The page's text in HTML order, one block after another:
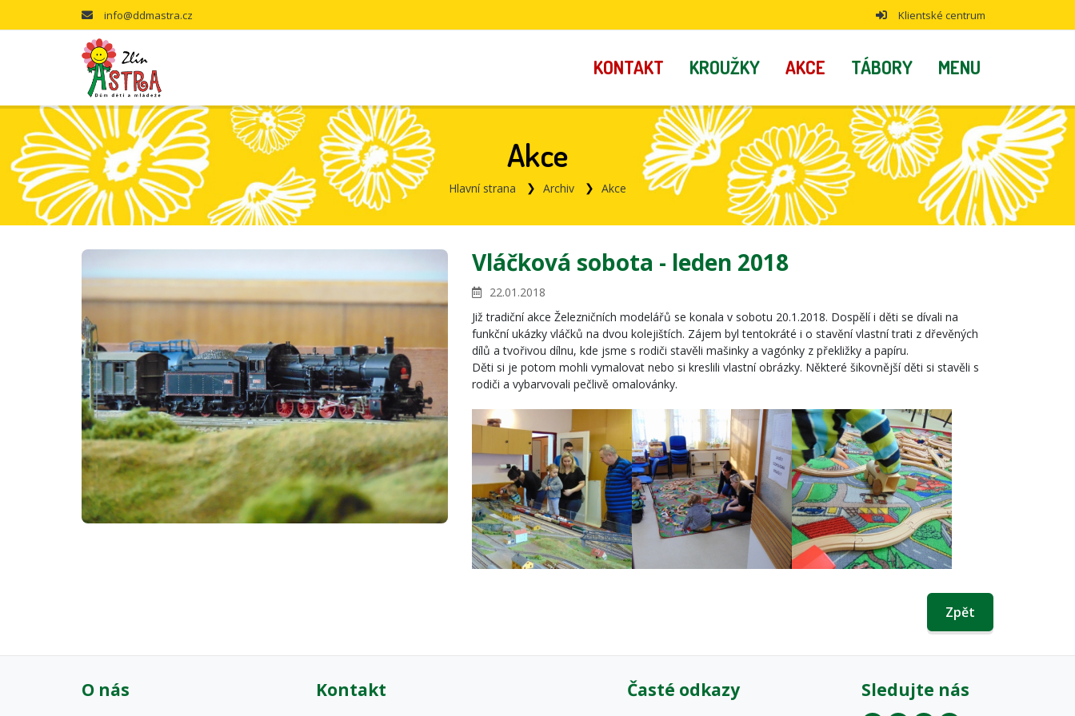
info@ddmastra.cz Klientské centrum
KONTAKT KROUŽKY AKCE TÁBORY MENU
Akce
Hlavní strana Archiv Akce
Vláčková sobota - leden 2018
22.01.2018
Již tradiční akce Železničních modelářů se konala v sobotu 20.1.2018. Dospělí i děti se dívali na
funkční ukázky vláčků na dvou kolejištích. Zájem byl tentokráté i o stavění vlastní trati z dřevěných
dílů a tvořivou dílnu, kde jsme s rodiči stavěli mašinky a vagónky z překližky a papíru.
Děti si je potom mohli vymalovat nebo si kreslili vlastní obrázky. Některé šikovnější děti si stavěli s
rodiči a vybarvovali pečlivě omalovánky.
Zpět
O nás Kontakt Časté odkazy Sledujte nás